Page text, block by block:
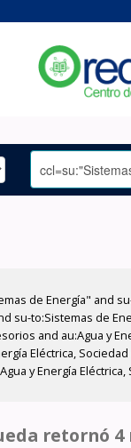
de Energía" and
su-to:Sistemas de
and au:Agua y
Eléctrica,
y Energía
retornó